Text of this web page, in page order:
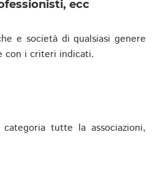
ecc
e società di qualsiasi genere
con i criteri indicati.
tutte la associazioni,